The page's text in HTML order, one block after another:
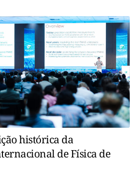
histórica da
de Física de